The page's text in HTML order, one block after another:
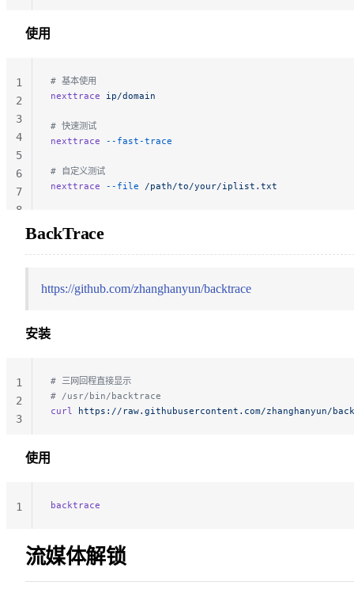
使用
# 基本使用
nexttrace ip/domain
# 快速测试
nexttrace --fast-trace
# 自定义测试
nexttrace --file /path/to/your/iplist.txt
1
2
3
4
5
6
7
8
BackTrace
https://github.com/zhanghanyun/backtrace
安装
# 三网回程直接显示
# /usr/bin/backtrace
curl
https://raw.githubusercontent.com/zhanghanyun/
1
2
3
使用
backtrace
1
流媒体解锁